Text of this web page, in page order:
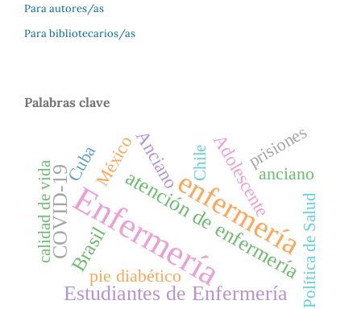
Para autores/as
Para bibliotecarios/as
Palabras clave
Enfermeríaenfermería
Estudiantes de Enfermería
atención de enfermería
COVID-19Brasil
Adolescente
Anciano
pie diabético
prisiones
México
Cuba anciano
calidad de vida Política de Salud
Chile